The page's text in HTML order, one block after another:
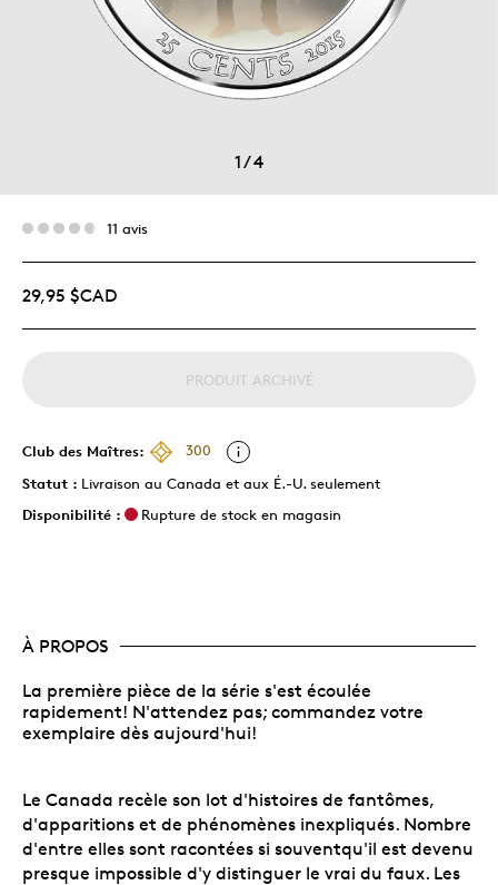
1/4
11 avis
29,95 $CAD
PRODUIT ARCHIVÉ
Club des Maîtres:
300
Statut : Livraison au Canada et aux É.-U. seulement
Disponibilité :
Rupture de stock en magasin
À PROPOS
La première pièce de la série s'est écoulée
rapidement! N'attendez pas; commandez votre
exemplaire dès aujourd'hui!
Le Canada recèle son lot d'histoires de fantômes,
d'apparitions et de phénomènes inexpliqués. Nombre
d'entre elles sont racontées si souventqu'il est devenu
presque impossible d'y distinguer le vrai du faux. Les